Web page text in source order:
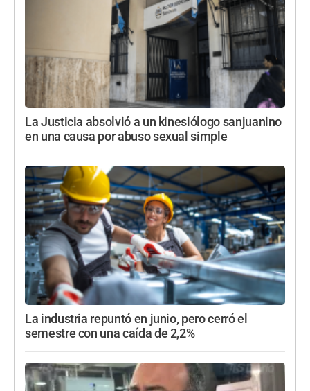
La Justicia absolvió a un kinesiólogo sanjuanino
en una causa por abuso sexual simple
La industria repuntó en junio, pero cerró el
semestre con una caída de 2,2%